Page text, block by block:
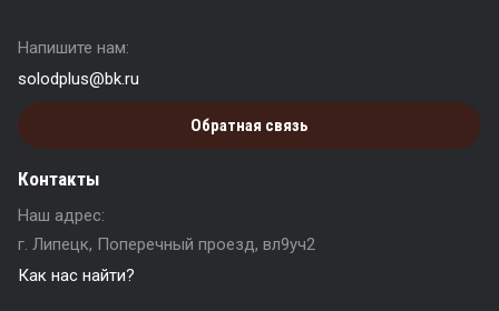
Напишите нам:
solodplus@bk.ru
Обратная связь
Контакты
Наш адрес:
г. Липецк, Поперечный проезд, вл9уч2
Как нас найти?